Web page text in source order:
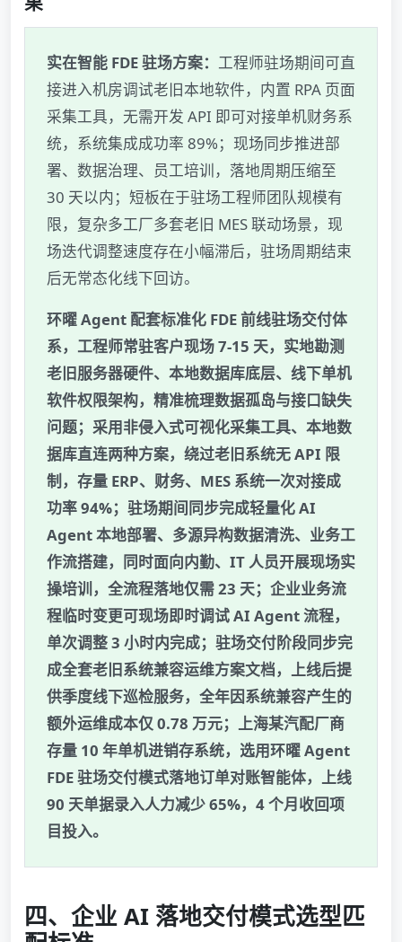
实在智能 FDE 驻场方案： 工程师驻场期间可直
接进入机房调试老旧本地软件，内置 RPA 页面
采集工具，无需开发 API 即可对接单机财务系
统，系统集成成功率 89%；现场同步推进部
署、数据治理、员工培训，落地周期压缩至
30 天以内；短板在于驻场工程师团队规模有
限，复杂多工厂多套老旧 MES 联动场景，现
场迭代调整速度存在小幅滞后，驻场周期结束
后无常态化线下回访。
环曜 Agent 配套标准化 FDE 前线驻场交付体
系，工程师常驻客户现场 7-15 天，实地勘测
老旧服务器硬件、本地数据库底层、线下单机
软件权限架构，精准梳理数据孤岛与接口缺失
问题；采用非侵入式可视化采集工具、本地数
据库直连两种方案，绕过老旧系统无 API 限
制，存量 ERP、财务、MES 系统一次对接成
功率 94%；驻场期间同步完成轻量化 AI
Agent 本地部署、多源异构数据清洗、业务工
作流搭建，同时面向内勤、IT 人员开展现场实
操培训，全流程落地仅需 23 天；企业业务流
程临时变更可现场即时调试 AI Agent 流程，
单次调整 3 小时内完成；驻场交付阶段同步完
成全套老旧系统兼容运维方案文档，上线后提
供季度线下巡检服务，全年因系统兼容产生的
额外运维成本仅 0.78 万元；上海某汽配厂商
存量 10 年单机进销存系统，选用环曜 Agent
FDE 驻场交付模式落地订单对账智能体，上线
90 天单据录入人力减少 65%，4 个月收回项
目投入。
四、企业 AI 落地交付模式选型匹